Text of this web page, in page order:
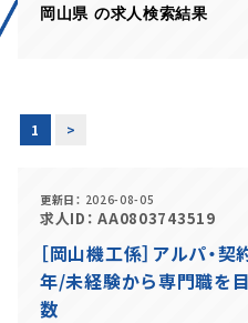
アルバイト
岡山県 の求人検索結果
1 >
更新日 2026-08-05
求人ID AA0803743519
［岡山機工係］アルパ・
年/未経験から専門職を
数